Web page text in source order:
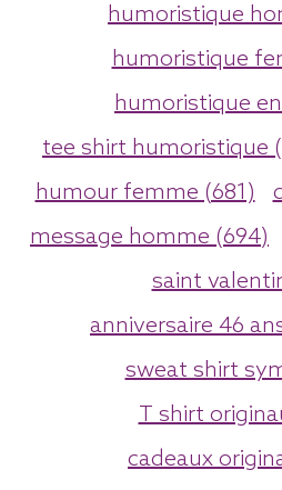
humoristique
humoristique
humoristique
tee shirt humoristique
humour femme (681)
message homme (694)
saint
anniversaire 46
sweat shirt
T shirt
cadeaux